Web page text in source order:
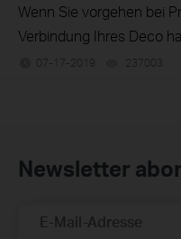
Wenn Sie vorgehen bei
Verbindung Ihres Deco
07-17-2019 237003
Newsletter
E-Mail-Adresse